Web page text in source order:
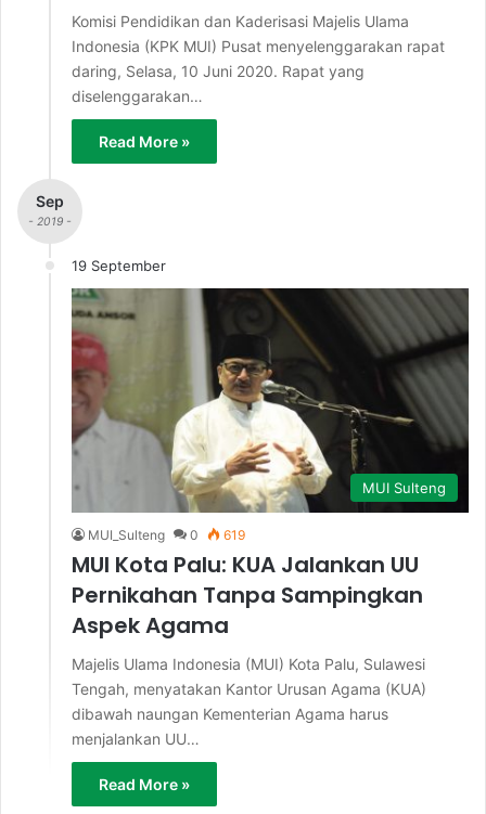
Komisi Pendidikan dan Kaderisasi Majelis Ulama
Indonesia (KPK MUI) Pusat menyelenggarakan rapat
daring, Selasa, 10 Juni 2020. Rapat yang
diselenggarakan…
Read More »
Sep
- 2019 -
19 September
MUI Sulteng
MUI_Sulteng 0 619
MUI Kota Palu: KUA Jalankan UU
Pernikahan Tanpa Sampingkan
Aspek Agama
Majelis Ulama Indonesia (MUI) Kota Palu, Sulawesi
Tengah, menyatakan Kantor Urusan Agama (KUA)
dibawah naungan Kementerian Agama harus
menjalankan UU…
Read More »